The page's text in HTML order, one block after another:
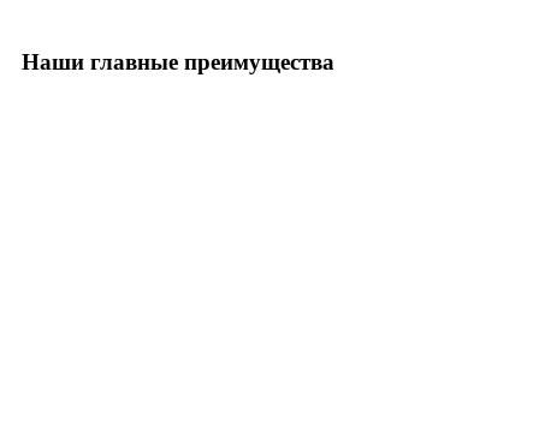
Наши главные преимущества